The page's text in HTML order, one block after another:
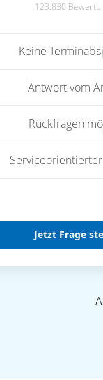
123.830
Keine
Antwort vom
Rückfragen
Jetzt Frage